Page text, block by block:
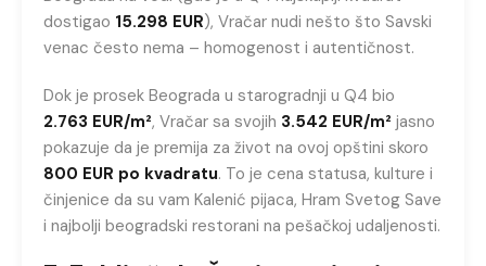
dostigao 15.298 EUR), Vračar nudi nešto što Savski
venac često nema – homogenost i autentičnost.
Dok je prosek Beograda u starogradnji u Q4 bio
2.763 EUR/m², Vračar sa svojih 3.542 EUR/m² jasno
pokazuje da je premija za život na ovoj opštini skoro
800 EUR po kvadratu. To je cena statusa, kulture i
činjenice da su vam Kalenić pijaca, Hram Svetog Save
i najbolji beogradski restorani na pešačkoj udaljenosti.